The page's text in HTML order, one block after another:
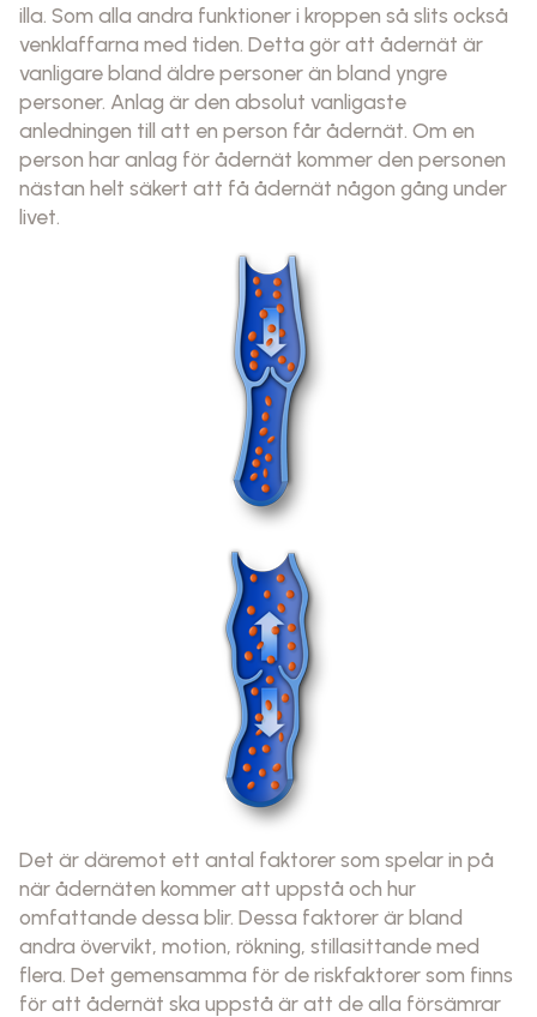
illa. Som alla andra funktioner i kroppen så slits också
venklaffarna med tiden. Detta gör att ådernät är
vanligare bland äldre personer än bland yngre
personer. Anlag är den absolut vanligaste
anledningen till att en person får ådernät. Om en
person har anlag för ådernät kommer den personen
nästan helt säkert att få ådernät någon gång under
livet.
Det är däremot ett antal faktorer som spelar in på
när ådernäten kommer att uppstå och hur
omfattande dessa blir. Dessa faktorer är bland
andra övervikt, motion, rökning, stillasittande med
flera. Det gemensamma för de riskfaktorer som finns
för att ådernät ska uppstå är att de alla försämrar